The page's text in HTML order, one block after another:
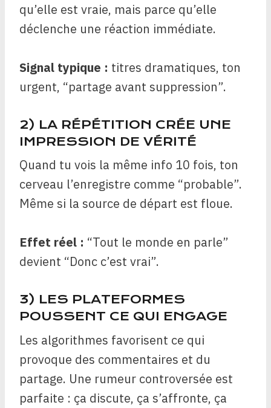
qu’elle est vraie, mais parce qu’elle
déclenche une réaction immédiate.
Signal typique : titres dramatiques, ton
urgent, “partage avant suppression”.
2) LA RÉPÉTITION CRÉE UNE
IMPRESSION DE VÉRITÉ
Quand tu vois la même info 10 fois, ton
cerveau l’enregistre comme “probable”.
Même si la source de départ est floue.
Effet réel : “Tout le monde en parle”
devient “Donc c’est vrai”.
3) LES PLATEFORMES
POUSSENT CE QUI ENGAGE
Les algorithmes favorisent ce qui
provoque des commentaires et du
partage. Une rumeur controversée est
parfaite : ça discute, ça s’affronte, ça